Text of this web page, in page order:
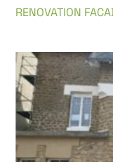
RENOVATION